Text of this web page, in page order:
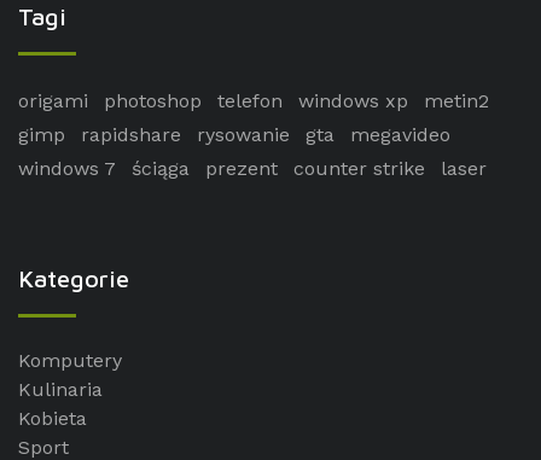
Tagi
origami photoshop telefon windows xp
metin2
gimp
rapidshare rysowanie gta
megavideo
windows 7
ściąga prezent counter strike laser
Kategorie
Komputery
Kulinaria
Kobieta
Sport